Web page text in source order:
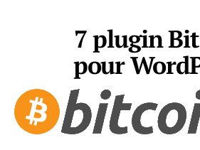
7 plugin
pour